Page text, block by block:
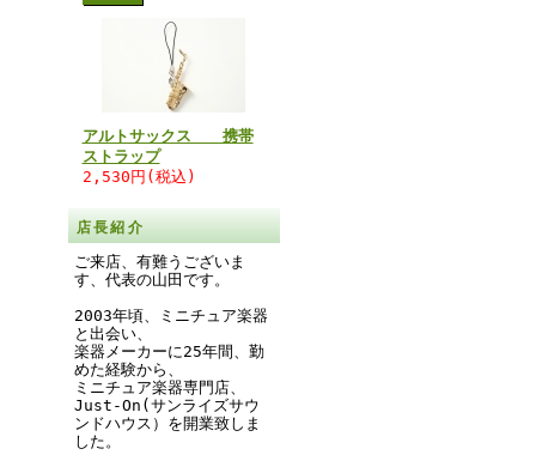
アルトサックス 携帯
ストラップ
2,530円(税込)
店長紹介
ご来店、有難うございま
す、代表の山田です。
2003年頃、ミニチュア楽器
と出会い、
楽器メーカーに25年間、勤
めた経験から、
ミニチュア楽器専門店、
Just-On(サンライズサウ
ンドハウス）を開業致しま
した。